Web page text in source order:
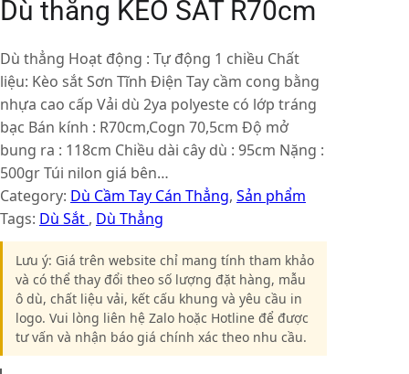
Dù thẳng KÈO SẮT R70cm
Dù thẳng Hoạt động : Tự động 1 chiều Chất
liệu: Kèo sắt Sơn Tĩnh Điện Tay cầm cong bằng
nhựa cao cấp Vải dù 2ya polyeste có lớp tráng
bạc Bán kính : R70cm,Cogn 70,5cm Độ mở
bung ra : 118cm Chiều dài cây dù : 95cm Nặng :
500gr Túi nilon giá bên…
Category: Dù Cầm Tay Cán Thẳng, Sản phẩm
Tags: Dù Sắt , Dù Thẳng
Lưu ý: Giá trên website chỉ mang tính tham khảo
và có thể thay đổi theo số lượng đặt hàng, mẫu
ô dù, chất liệu vải, kết cấu khung và yêu cầu in
logo. Vui lòng liên hệ Zalo hoặc Hotline để được
tư vấn và nhận báo giá chính xác theo nhu cầu.